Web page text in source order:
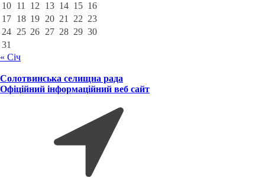
10 11 12 13 14 15 16
17 18 19 20 21 22 23
24 25 26 27 28 29 30
31
« Січ
Солотвинська селищна рада
Офіційний інформаційний веб сайт